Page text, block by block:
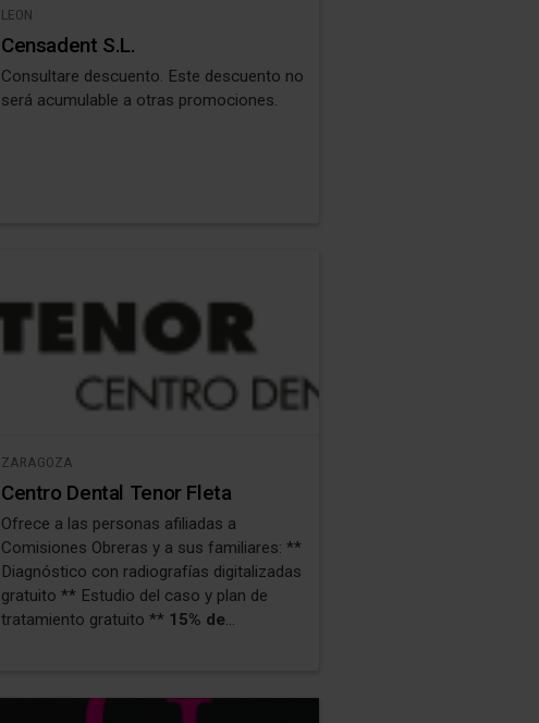
LEON
Censadent S.L.
Consultare descuento. Este descuento no
será acumulable a otras promociones.
ZARAGOZA
Centro Dental Tenor Fleta
Ofrece a las personas afiliadas a
Comisiones Obreras y a sus familiares: **
Diagnóstico con radiografías digitalizadas
gratuito ** Estudio del caso y plan de
tratamiento gratuito ** 15% de